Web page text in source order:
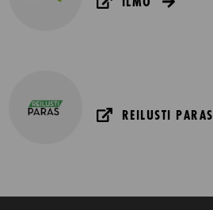
REILUSTI PARAS